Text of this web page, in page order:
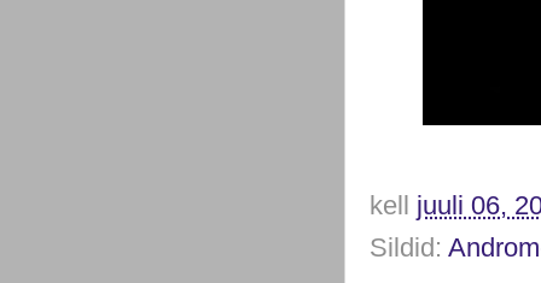
kell juuli 06,
Sildid: